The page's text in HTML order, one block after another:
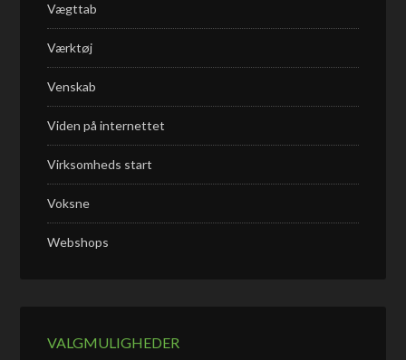
Vægttab
Værktøj
Venskab
Viden på internettet
Virksomheds start
Voksne
Webshops
VALGMULIGHEDER